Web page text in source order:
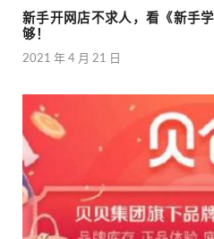
新手开网店不求人，看《新手
够！
2021 年 4 月 21 日